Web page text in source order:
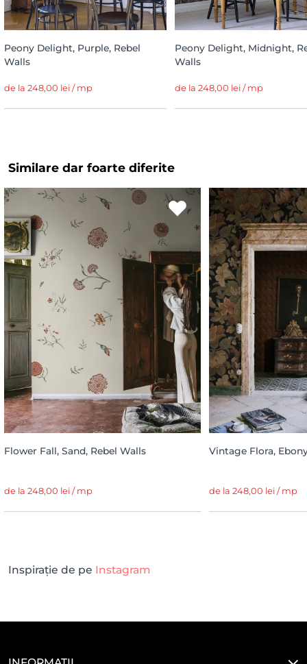
Peony Delight, Purple, Rebel
Walls
de la 248,00 lei / mp
Peony Delight, Midnight,
Walls
de la 248,00 lei / mp
Similare dar foarte diferite
Flower Fall, Sand, Rebel Walls
de la 248,00 lei / mp
Vintage Flora,
de la 248,00 lei / mp
Inspirație de pe Instagram